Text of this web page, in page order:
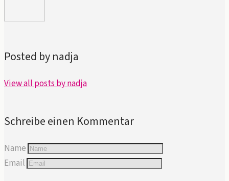
Posted by nadja
View all posts by nadja
Schreibe einen Kommentar
Name
Email